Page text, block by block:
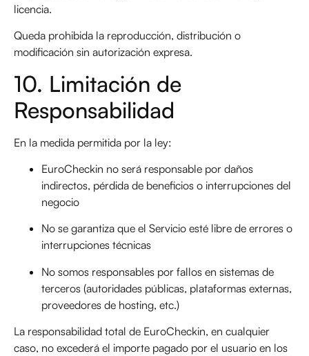
licencia.
Queda prohibida la reproducción, distribución o
modificación sin autorización expresa.
10. Limitación de
Responsabilidad
En la medida permitida por la ley:
EuroCheckin no será responsable por daños
indirectos, pérdida de beneficios o interrupciones del
negocio
No se garantiza que el Servicio esté libre de errores o
interrupciones técnicas
No somos responsables por fallos en sistemas de
terceros (autoridades públicas, plataformas externas,
proveedores de hosting, etc.)
La responsabilidad total de EuroCheckin, en cualquier
caso, no excederá el importe pagado por el usuario en los